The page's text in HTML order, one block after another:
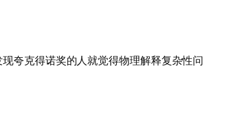
夸克得诺奖的人就觉得物理解释复杂性问